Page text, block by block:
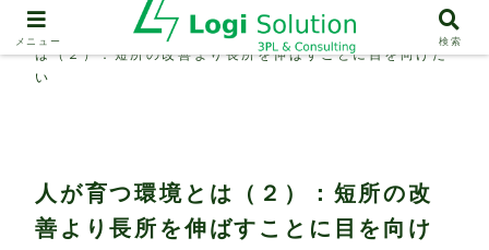
人材育成・採用・定着
人が育つ環境と
は（２）：短所の改善より長所を伸ばすことに目を向けた
い
人が育つ環境とは（２）：短所の改
善より長所を伸ばすことに目を向け
メニュー 検索